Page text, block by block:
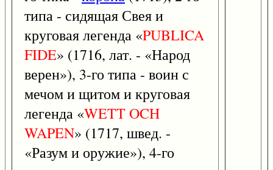
типа - сидящая Свея и
круговая легенда «PUBLICA
FIDE» (1716, лат. - «Народ
верен»), 3-го типа - воин с
мечом и щитом и круговая
легенда «WETTOCH
WAPEN» (1717, швед. -
«Разум и оружие»), 4-го